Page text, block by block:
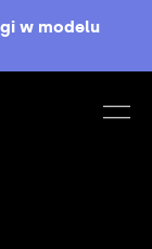
w modelu